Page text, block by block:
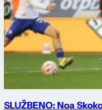
SLUŽBENO: Noa